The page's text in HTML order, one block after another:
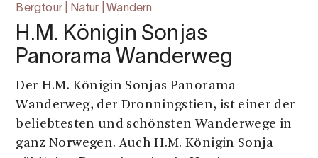
Bergtour | Natur | Wandern
H.M. Königin Sonjas
Panorama Wanderweg
Der H.M. Königin Sonjas Panorama
Wanderweg, der Dronningstien, ist einer der
beliebtesten und schönsten Wanderwege in
ganz Norwegen. Auch H.M. Königin Sonja